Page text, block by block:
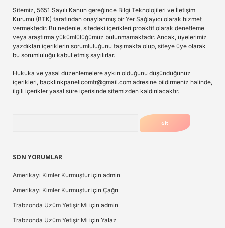
Sitemiz, 5651 Sayılı Kanun gereğince Bilgi Teknolojileri ve İletişim
Kurumu (BTK) tarafından onaylanmış bir Yer Sağlayıcı olarak hizmet
vermektedir. Bu nedenle, sitedeki içerikleri proaktif olarak denetleme
veya araştırma yükümlülüğümüz bulunmamaktadır. Ancak, üyelerimiz
yazdıkları içeriklerin sorumluluğunu taşımakta olup, siteye üye olarak
bu sorumluluğu kabul etmiş sayılırlar.
Hukuka ve yasal düzenlemelere aykırı olduğunu düşündüğünüz
içerikleri, backlinkpanelicomtr@gmail.com adresine bildirmeniz halinde,
ilgili içerikler yasal süre içerisinde sitemizden kaldırılacaktır.
SON YORUMLAR
Amerikayı Kimler Kurmuştur için admin
Amerikayı Kimler Kurmuştur için Çağrı
Trabzonda Üzüm Yetişir Mi için admin
Trabzonda Üzüm Yetişir Mi için Yalaz